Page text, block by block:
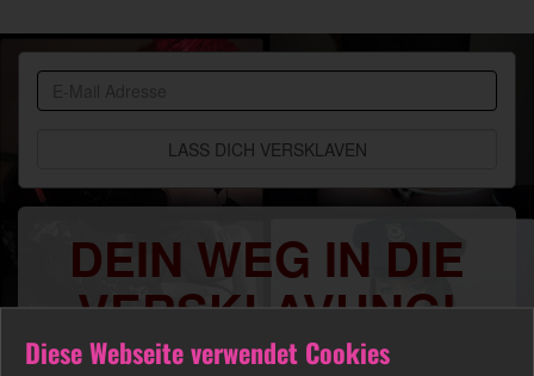
Diese Webseite verwendet Cookies
DEIN WEG IN DIE
VERSKLAVUNG!
Du sehnst Dich danach benutzt, manipuliert,